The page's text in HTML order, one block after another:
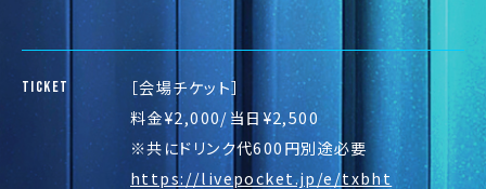
TICKET
［会場チケット］
料金¥2,000/当日¥2,500
※共にドリンク代600円別途必要
https://livepocket.jp/e/txbht